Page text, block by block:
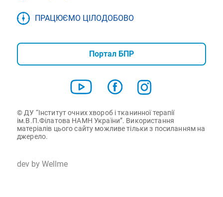
ПРАЦЮЄМО ЦІЛОДОБОВО
Портал БПР
© ДУ “Інститут очних хвороб і тканинної терапії
ім.В.П.Філатова НАМН України”. Використання
матеріалів цього сайту можливе тільки з посиланням на
джерело.
dev by Wellme